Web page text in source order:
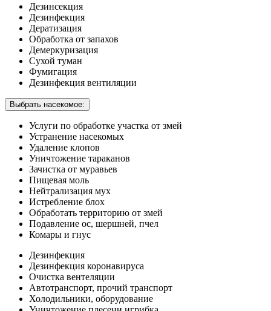
Дезинсекция
Дезинфекция
Дератизация
Обработка от запахов
Демеркуризация
Сухой туман
Фумигация
Дезинфекция вентиляции
Выбрать насекомое:
Услуги по обработке участка от змей
Устранение насекомых
Удаление клопов
Уничтожение тараканов
Зачистка от муравьев
Пищевая моль
Нейтрализация мух
Истребление блох
Обработать территорию от змей
Подавление ос, шершней, пчел
Комары и гнус
Дезинфекция
Дезинфекция коронавируса
Очистка вентеляции
Автотранспорт, прочий транспорт
Холодильники, оборудование